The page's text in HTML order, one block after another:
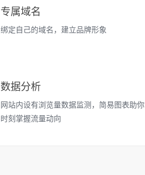
专属域名
绑定自己的域名，建立品牌形象
数据分析
网站内设有浏览量数据监测，简易图表助你
时刻掌握流量动向